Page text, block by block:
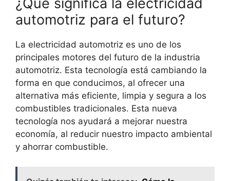
¿Qué significa la electricidad
automotriz para el futuro?
La electricidad automotriz es uno de los
principales motores del futuro de la industria
automotriz. Esta tecnología está cambiando la
forma en que conducimos, al ofrecer una
alternativa más eficiente, limpia y segura a los
combustibles tradicionales. Esta nueva
tecnología nos ayudará a mejorar nuestra
economía, al reducir nuestro impacto ambiental
y ahorrar combustible.